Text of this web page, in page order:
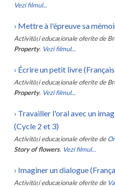
Vezi filmul...
› Mettre à l'épreuve sa
Activități educaționale oferite de
Property. Vezi filmul...
› Écrire un petit livre
Activități educaționale oferite de
Property. Vezi filmul...
› Travailler l'oral avec un
(Cycle 2 et 3)
Activități educaționale oferite de
Story of flowers. Vezi filmul...
› Imaginer un dialogue
Activități educaționale oferite de